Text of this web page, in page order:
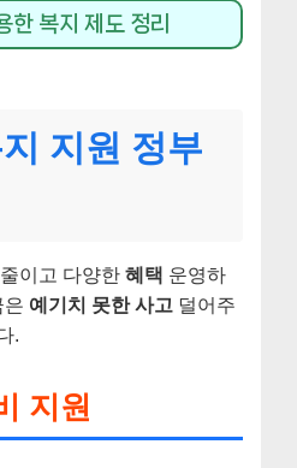
한 복지 제도 정리
지원 정부
이고 다양한 혜택 운영하
은 예기치 못한 사고 덜어주
.
지원